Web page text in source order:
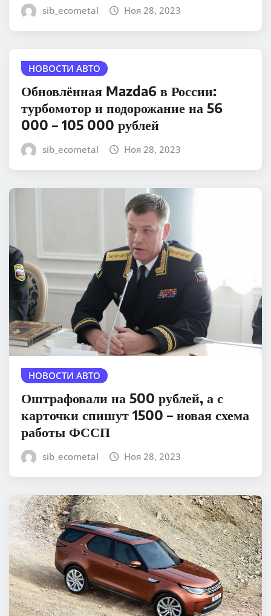
sib_ecometal Ноя 28, 2023
НОВОСТИ АВТО
Обновлённая Mazda6 в России:
турбомотор и подорожание на 56
000 – 105 000 рублей
sib_ecometal Ноя 28, 2023
НОВОСТИ АВТО
Оштрафовали на 500 рублей, а с
карточки спишут 1500 – новая схема
работы ФССП
sib_ecometal Ноя 28, 2023